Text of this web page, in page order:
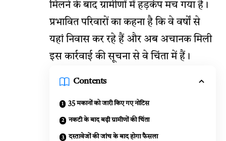
मिलने के बाद ग्रामीणों में हड़कंप मच गया है।
प्रभावित परिवारों का कहना है कि वे वर्षों से
यहां निवास कर रहे हैं और अब अचानक मिली
इस कार्रवाई की सूचना से वे चिंता में हैं।
Contents
35 मकानों को जारी किए गए नोटिस
नकटी के बाद बढ़ी ग्रामीणों की चिंता
दस्तावेजों की जांच के बाद होगा फैसला